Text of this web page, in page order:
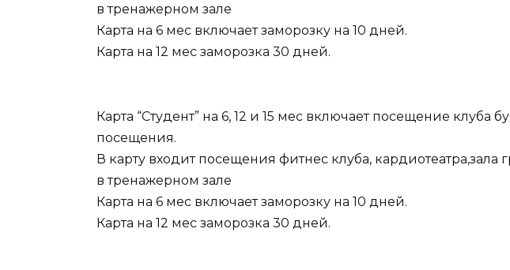
в тренажерном зале
Карта на 6 мес включает заморозку на 10 дней.
Карта на 12 мес заморозка 30 дней.
Карта “Студент” на 6, 12 и 15 мес включает посещение
посещения.
В карту входит посещения фитнес клуба,
в тренажерном зале
Карта на 6 мес включает заморозку на 10 дней.
Карта на 12 мес заморозка 30 дней.